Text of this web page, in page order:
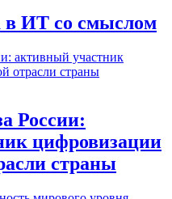
ИТ со смыслом
России:
цифровизации
страны